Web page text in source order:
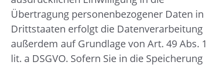
Übertragung personenbezogener Daten in
Drittstaaten erfolgt die Datenverarbeitung
außerdem auf Grundlage von Art. 49 Abs. 1
lit. a DSGVO. Sofern Sie in die Speicherung